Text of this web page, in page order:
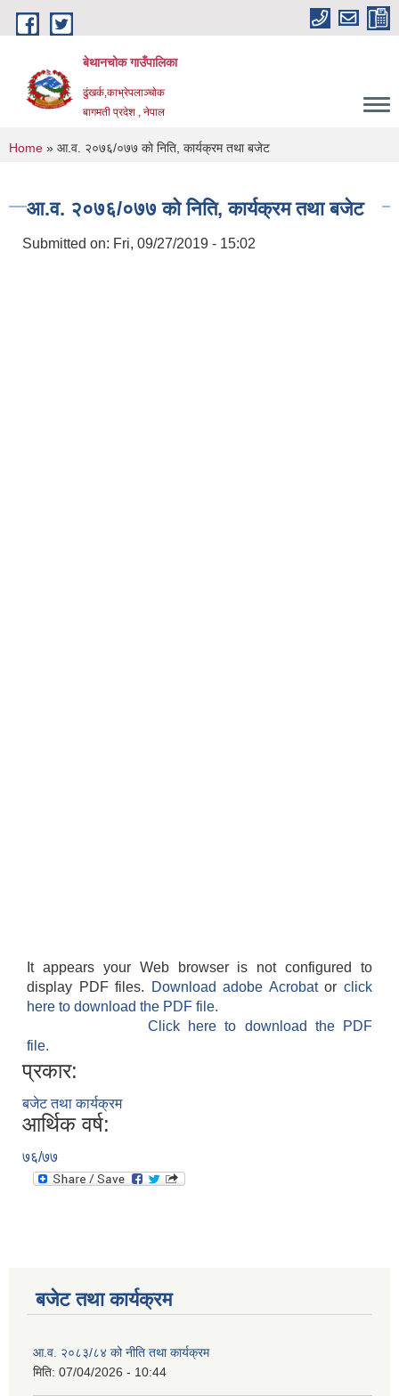
Skip to main content
बेथानचोक गाउँपालिका
ढुंखर्क,काभ्रेपलाञ्चाेक
बागमती प्रदेश , नेपाल
You are here
Home » आ‍.व. २०७६/०७७ काे निति, कार्यक्रम तथा बजेट
आ‍.व. २०७६/०७७ काे निति, कार्यक्रम तथा बजेट
Submitted on: Fri, 09/27/2019 - 15:02
It appears your Web browser is not configured to
display PDF files.
Download adobe Acrobatorclick
here to download the PDF file.
Click here to download the PDF
file.
प्रकार:
बजेट तथा कार्यक्रम
आर्थिक वर्ष:
७६/७७
बजेट तथा कार्यक्रम
आ.व. २०८३/८४ को नीति तथा कार्यक्रम
मिति: 07/04/2026 - 10:44